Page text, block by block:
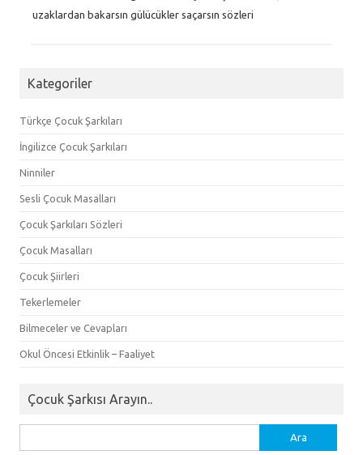
uzaklardan bakarsın gülücükler saçarsın sözleri
Kategoriler
Türkçe Çocuk Şarkıları
İngilizce Çocuk Şarkıları
Ninniler
Sesli Çocuk Masalları
Çocuk Şarkıları Sözleri
Çocuk Masalları
Çocuk Şiirleri
Tekerlemeler
Bilmeceler ve Cevapları
Okul Öncesi Etkinlik – Faaliyet
Çocuk Şarkısı Arayın..